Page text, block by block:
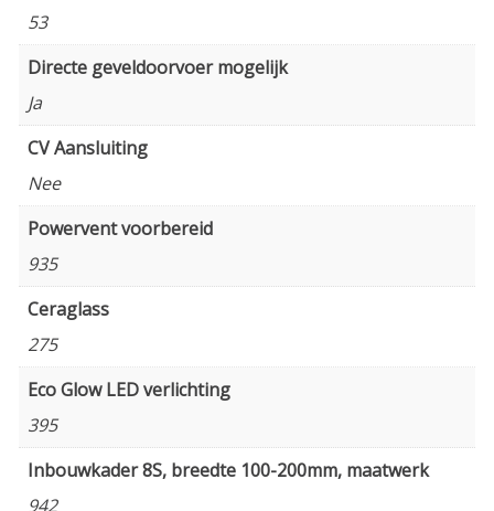
53
Directe geveldoorvoer mogelijk
Ja
CV Aansluiting
Nee
Powervent voorbereid
935
Ceraglass
275
Eco Glow LED verlichting
395
Inbouwkader 8S, breedte 100-200mm, maatwerk
942